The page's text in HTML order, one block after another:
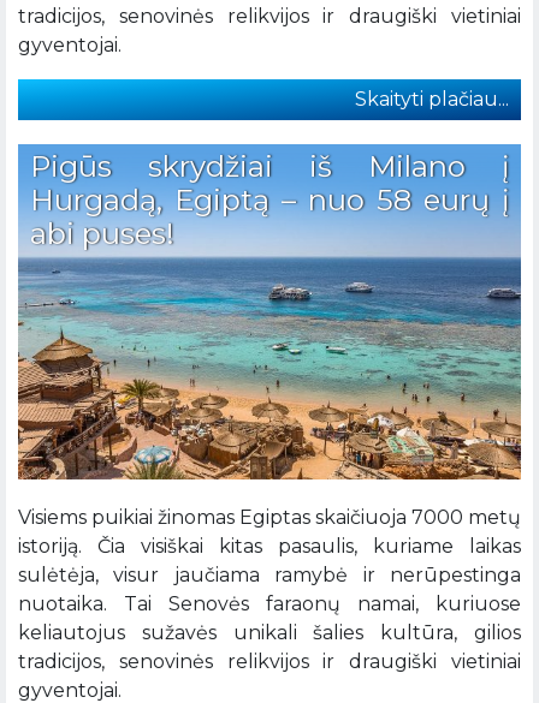
tradicijos, senovinės relikvijos ir draugiški vietiniai
gyventojai.
Skaityti plačiau...
Pigūs skrydžiai iš Milano į
Hurgadą, Egiptą – nuo 58 eurų į
abi puses!
Visiems puikiai žinomas Egiptas skaičiuoja 7000 metų
istoriją. Čia visiškai kitas pasaulis, kuriame laikas
sulėtėja, visur jaučiama ramybė ir nerūpestinga
nuotaika. Tai Senovės faraonų namai, kuriuose
keliautojus sužavės unikali šalies kultūra, gilios
tradicijos, senovinės relikvijos ir draugiški vietiniai
gyventojai.